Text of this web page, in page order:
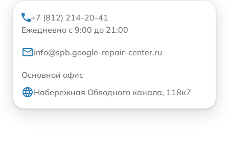
+7 (812) 214-20-41
Ежедневно с 9:00 до 21:00
info@spb.google-repair-center.ru
Основной офис
Набережная Обводного канала, 118к7